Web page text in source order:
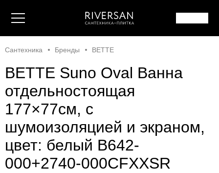
Сантехника Бренды BETTE
BETTE Suno Oval Ванна
отдельностоящая
177×77см, с
шумоизоляцией и экраном,
цвет: белый B642-
000+2740-000CFXXSR